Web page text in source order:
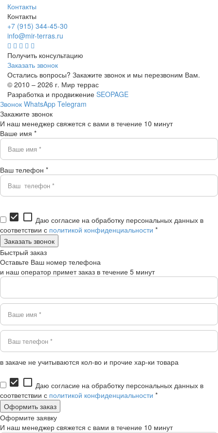
Контакты
Контакты
+7 (915) 344-45-30
info@mir-terras.ru
Получить консультацию
Заказать звонок
Остались вопросы? Закажите звонок и мы перезвоним Вам.
© 2010 – 2026 г. Мир террас
Разработка и продвижение SEOPAGE
Звонок WhatsApp Telegram
Закажите звонок
И наш менеджер свяжется с вами в течение 10 минут
Ваше имя *
Ваш телефон *
check_box check_box_outline_blank Даю согласие на обработку персональных данных в
соответствии с политикой конфиденциальности *
Быстрый заказ
Оставьте Ваш номер телефона
и наш оператор примет заказ в течение 5 минут
в закаче не учитываются кол-во и прочие хар-ки товара
check_box check_box_outline_blank Даю согласие на обработку персональных данных в
соответствии с политикой конфиденциальности *
Оформите заявку
И наш менеджер свяжется с вами в течение 10 минут